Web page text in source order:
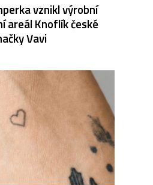
vznikl výrobní
areál Knoflík české
Vavi